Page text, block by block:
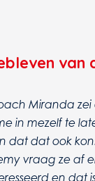
van
Miranda
in mezelf te
dat dat ook
vraag ze af
en dat